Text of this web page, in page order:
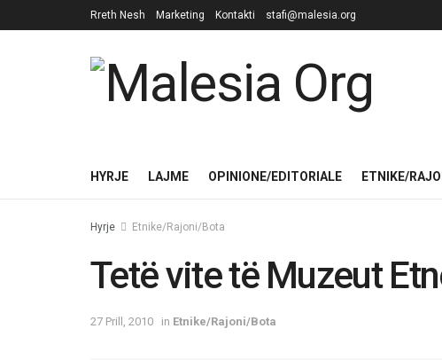
Rreth Nesh Marketing Kontakti stafi@malesia.org
HYRJE LAJME OPINIONE/EDITORIALE ETNIKE/
Hyrje Etnike/Rajoni/Bota
Tetë vite të Muzeut
27 Prill, 2010 in Etnike/Rajoni/Bota